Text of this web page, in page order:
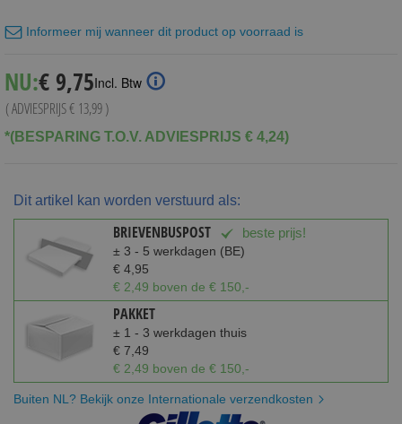
Informeer mij wanneer dit product op voorraad is
NU: Special
Price
€ 9,75Incl. Btw
( ADVIESPRIJS€ 13,99)
*(BESPARING T.O.V. ADVIESPRIJS € 4,24)
Dit artikel kan worden verstuurd als:
BRIEVENBUSPOST beste prijs!
± 3 - 5 werkdagen (BE)
€ 4,95
€ 2,49 boven de € 150,-
PAKKET
± 1 - 3 werkdagen thuis
€ 7,49
€ 2,49 boven de € 150,-
Buiten NL? Bekijk onze Internationale verzendkosten